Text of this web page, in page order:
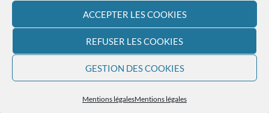
ACCEPTER LES COOKIES
REFUSER LES COOKIES
GESTION DES COOKIES
Mentions légalesMentions légales
Vos démarches
Ressources
L'actualité paroissiale
Plan du site